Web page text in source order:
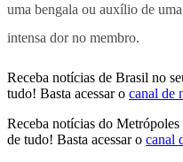
uma bengala ou auxílio de
intensa dor no membro.
Receba notícias de Brasil no
tudo! Basta acessar o canal de
Receba notícias do
de tudo! Basta acessar o canal